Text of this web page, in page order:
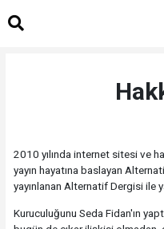
2010 yılında internet sitesi ve
yayın hayatına baslayan
yayınlanan Alternatif Dergisi ile
Kuruculuğunu Seda Fidan'ın